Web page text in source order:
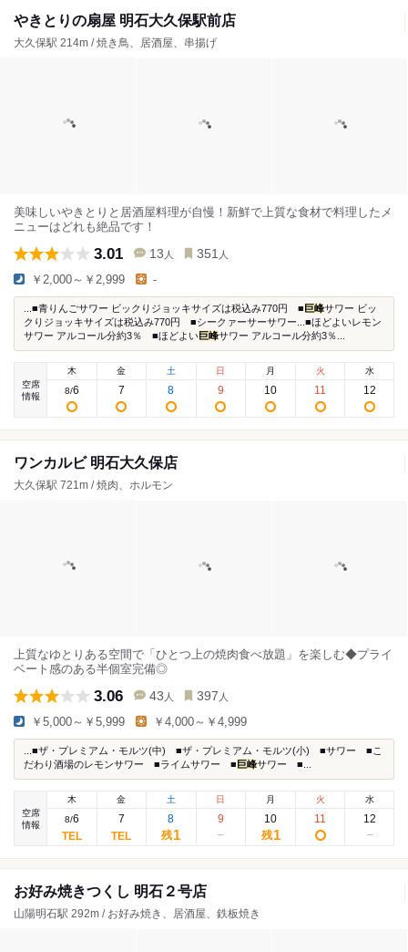
やきとりの扇屋 明石大久保駅前店
大久保駅 214m / 焼き鳥、居酒屋、串揚げ
美味しいやきとりと居酒屋料理が自慢！新鮮で上質な食材で料理したメ
ニューはどれも絶品です！
3.01 13 人 351 人
￥2,000～￥2,999 -
...■青りんごサワー ビックりジョッキサイズは税込み770円 ■ 巨峰サワー ビッ
クりジョッキサイズは税込み770円 ■シークァーサーサワー...■ほどよいレモン
サワー アルコール分約3％ ■ほどよい巨峰サワー アルコール分約3％...
空席
情報
木
8/6
金
7
土
8
日
9
月
10
火
11
水
12
ワンカルビ 明石大久保店
大久保駅 721m / 焼肉、ホルモン
上質なゆとりある空間で「ひとつ上の焼肉食べ放題」を楽しむ◆プライ
ベート感のある半個室完備◎
3.06 43 人 397 人
￥5,000～￥5,999 ￥4,000～￥4,999
...■ザ・プレミアム・モルツ(中) ■ザ・プレミアム・モルツ(小) ■サワー ■こ
だわり酒場のレモンサワー ■ライムサワー ■ 巨峰サワー ■...
空席
情報
木
8/6
金
7
土
8
残1
日
9
月
10
残1
火
11
水
12
お好み焼きつくし 明石２号店
山陽明石駅 292m / お好み焼き、居酒屋、鉄板焼き